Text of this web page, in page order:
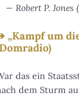
— Robert P.
„Kampf um
das ein
dem Sturm